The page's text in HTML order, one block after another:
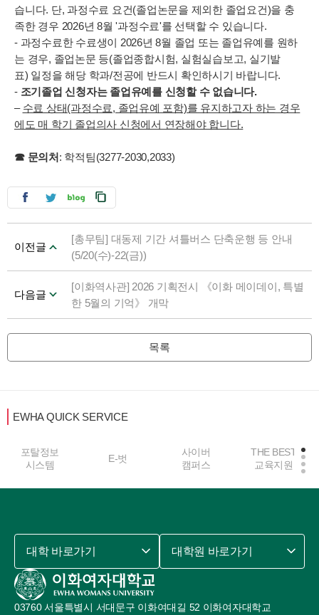
습니다. 단, 과정수료 요건(졸업논문을 제외한 졸업요건)을 충
족한 경우 2026년 8월 '과정수료'를 선택할 수 있습니다.
- 과정수료한 수료생이 2026년 8월 졸업 또는 졸업유예를 원하
는 경우, 졸업논문 등(졸업종합시험, 실험실습보고, 실기발
표) 일정을 해당 학과/전공에 반드시 확인하시기 바랍니다.
- 조기졸업 신청자는 졸업유예를 신청할 수 없습니다.
– 수료 상태(과정수료, 졸업유예 포함)를 유지하고자 하는 경우
에도 매 학기 졸업의사 신청에서 연장해야 합니다.
☎ 문의처: 학적팀(3277-2030,2033)
이전글
[총무팀] 대동제 기간 셔틀버스 단축운행 등 안내
(5/20(수)-22(금))
다음글
[이화역사관] 2026 기획전시 《이화 메이데이, 특별
한 5월의 기억》 개막
목록
EWHA QUICK SERVICE
포탈정보
시스템
E-벗
사이버
캠퍼스
THE BEST
교육지원
03760 서울특별시 서대문구 이화여대길 52 이화여자대학교
대학 바로가기 대학원 바로가기